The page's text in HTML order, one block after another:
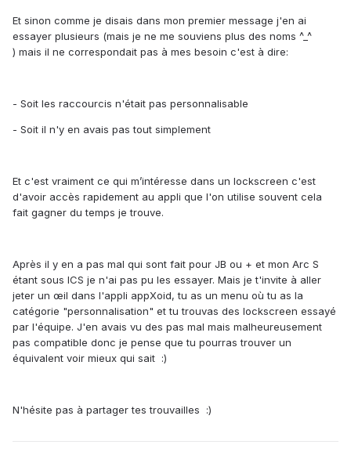
Et sinon comme je disais dans mon premier message j'en ai
essayer plusieurs (mais je ne me souviens plus des noms ^_^
) mais il ne correspondait pas à mes besoin c'est à dire:
- Soit les raccourcis n'était pas personnalisable
- Soit il n'y en avais pas tout simplement
Et c'est vraiment ce qui m’intéresse dans un lockscreen c'est
d'avoir accès rapidement au appli que l'on utilise souvent cela
fait gagner du temps je trouve.
Après il y en a pas mal qui sont fait pour JB ou + et mon Arc S
étant sous ICS je n'ai pas pu les essayer. Mais je t'invite à aller
jeter un œil dans l'appli appXoid, tu as un menu où tu as la
catégorie "personnalisation" et tu trouvas des lockscreen essayé
par l'équipe. J'en avais vu des pas mal mais malheureusement
pas compatible donc je pense que tu pourras trouver un
équivalent voir mieux qui sait :)
N'hésite pas à partager tes trouvailles :)